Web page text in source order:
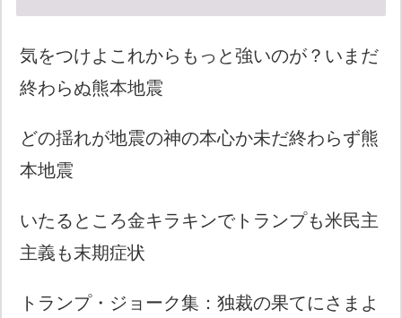
気をつけよこれからもっと強いのが？いまだ
終わらぬ熊本地震
どの揺れが地震の神の本心か未だ終わらず熊
本地震
いたるところ金キラキンでトランプも米民主
主義も末期症状
トランプ・ジョーク集：独裁の果てにさまよ